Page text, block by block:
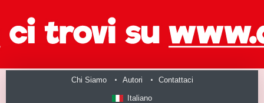
Chi Siamo Autori Contattaci
Italiano